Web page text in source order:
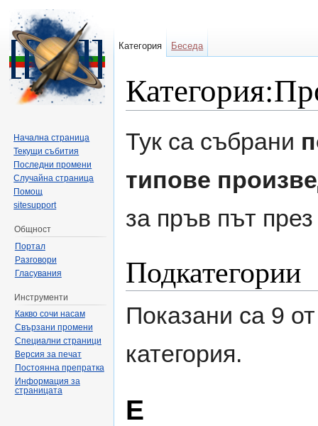
Тук са събрани
типове
за пръв път
Подкатегории
Показани са 9
категория.
Е
Категория Беседа
Начална страница
Текущи събития
Последни промени
Случайна страница
Помощ
sitesupport
Общност
Портал
Разговори
Гласувания
Инструменти
Какво сочи насам
Свързани промени
Специални страници
Версия за печат
Постоянна препратка
Информация за
страницата